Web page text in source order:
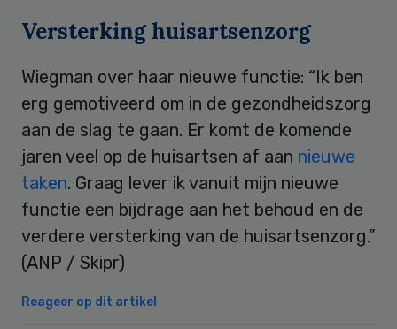
Versterking huisartsenzorg
Wiegman over haar nieuwe functie: “Ik ben
erg gemotiveerd om in de gezondheidszorg
aan de slag te gaan. Er komt de komende
jaren veel op de huisartsen af aan nieuwe
taken. Graag lever ik vanuit mijn nieuwe
functie een bijdrage aan het behoud en de
verdere versterking van de huisartsenzorg.”
(ANP / Skipr)
Reageer op dit artikel